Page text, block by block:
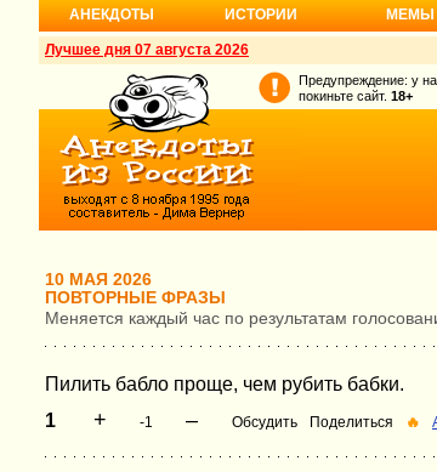
АНЕКДОТЫ ИСТОРИИ МЕМЫ
Лучшее дня 07 августа 2026
Предупреждение: у
покиньте сайт. 18+
10 МАЯ 2026
ПОВТОРНЫЕ ФРАЗЫ
Меняется каждый час по результатам
Пилить бабло проще, чем рубить бабки.
1
+ -1 – Обсудить Поделиться 🔥